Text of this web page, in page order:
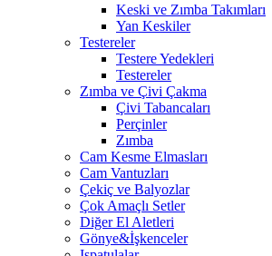
Keski ve Zımba Takımları
Yan Keskiler
Testereler
Testere Yedekleri
Testereler
Zımba ve Çivi Çakma
Çivi Tabancaları
Perçinler
Zımba
Cam Kesme Elmasları
Cam Vantuzları
Çekiç ve Balyozlar
Çok Amaçlı Setler
Diğer El Aletleri
Gönye&İşkenceler